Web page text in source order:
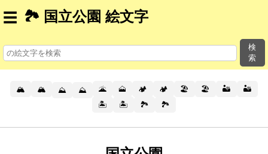
☰ 🏞 国立公園 絵文字
検
索
🏔️ 🏔 ⛰️ ⛰ 🌋 🗻 🏕️ 🏕 🏖️ 🏖 🏜️
🏜
🏝️
🏝 🏞️ 🏞